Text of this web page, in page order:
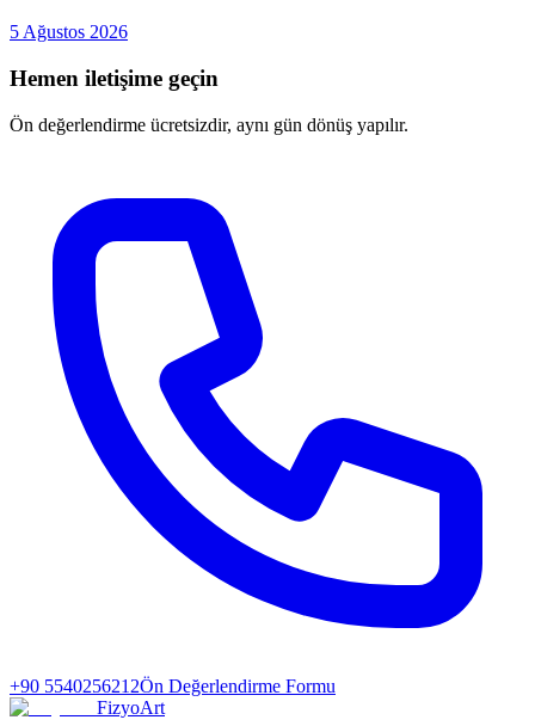
5 Ağustos 2026
Hemen iletişime geçin
Ön değerlendirme ücretsizdir, aynı gün dönüş yapılır.
+90 5540256212Ön Değerlendirme Formu
FizyoArt